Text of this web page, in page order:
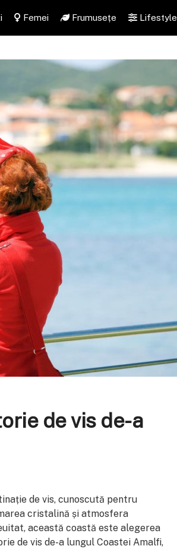
Femei Frumusețe Lifestyle
de vis de-a
de vis, cunoscută pentru
cristalină și atmosfera
această coastă este alegerea
de vis de-a lungul Coastei Amalfi,